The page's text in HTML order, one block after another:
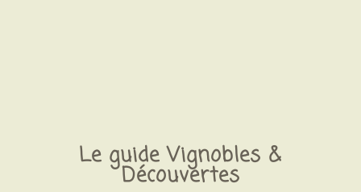
Le guide Vignobles &
Découvertes